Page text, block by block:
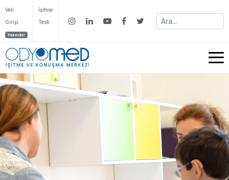
Veli
Girişi
Yakında!
İşitme
Testi